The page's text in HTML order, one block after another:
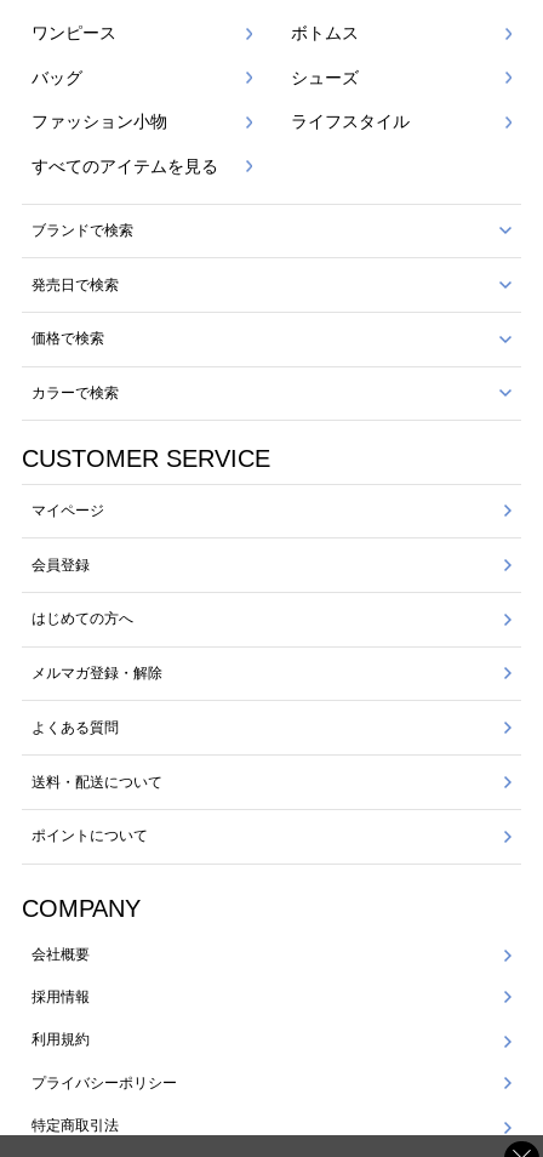
ワンピース ボトムス
バッグ シューズ
ファッション小物 ライフスタイル
すべてのアイテムを見る
ブランドで検索
発売日で検索
価格で検索
カラーで検索
CUSTOMER SERVICE
マイページ
会員登録
はじめての方へ
メルマガ登録・解除
よくある質問
送料・配送について
ポイントについて
COMPANY
会社概要
採用情報
利用規約
プライバシーポリシー
特定商取引法